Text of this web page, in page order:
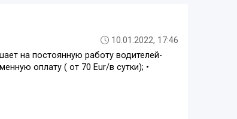
10.01.2022, 17:46
на постоянную работу водителей-
оплату ( от 70 Eur/в сутки); •